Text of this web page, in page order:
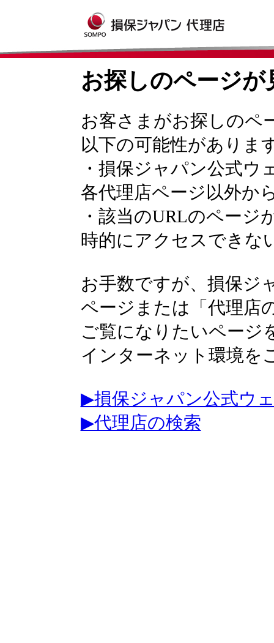
お探しのページ
お客さまがお探しのペ
以下の可能性がありま
・損保ジャパン公式ウ
各代理店ページ以外か
・該当のURLのページ
時的にアクセスできな
お手数ですが、損保ジ
ページまたは「代理店
ご覧になりたいページ
インターネット環境を
▶損保ジャパン公式ウ
▶代理店の検索